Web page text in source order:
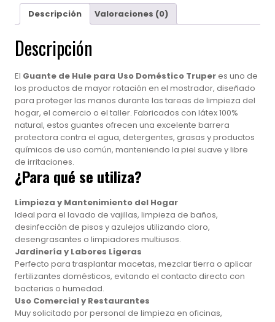
Descripción Valoraciones (0)
Descripción
El Guante de Hule para Uso Doméstico Truper es uno de
los productos de mayor rotación en el mostrador, diseñado
para proteger las manos durante las tareas de limpieza del
hogar, el comercio o el taller. Fabricados con látex 100%
natural, estos guantes ofrecen una excelente barrera
protectora contra el agua, detergentes, grasas y productos
químicos de uso común, manteniendo la piel suave y libre
de irritaciones.
¿Para qué se utiliza?
Limpieza y Mantenimiento del Hogar
Ideal para el lavado de vajillas, limpieza de baños,
desinfección de pisos y azulejos utilizando cloro,
desengrasantes o limpiadores multiusos.
Jardinería y Labores Ligeras
Perfecto para trasplantar macetas, mezclar tierra o aplicar
fertilizantes domésticos, evitando el contacto directo con
bacterias o humedad.
Uso Comercial y Restaurantes
Muy solicitado por personal de limpieza en oficinas,